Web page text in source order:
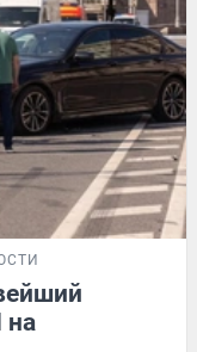
на